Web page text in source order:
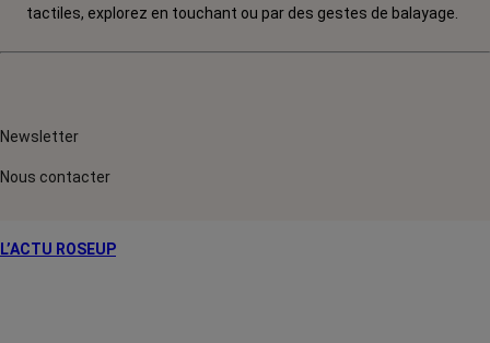
tactiles, explorez en touchant ou par des gestes de balayage.
Newsletter
Nous contacter
L’ACTU ROSEUP